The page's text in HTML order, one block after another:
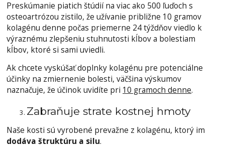
Preskúmanie piatich štúdií na viac ako 500 ľuďoch s
osteoartrózou zistilo, že užívanie približne 10 gramov
kolagénu denne počas priemerne 24 týždňov viedlo k
výraznému zlepšeniu stuhnutosti kĺbov a bolestiam
kĺbov, ktoré si sami uviedli.
Ak chcete vyskúšať doplnky kolagénu pre potenciálne
účinky na zmiernenie bolesti, väčšina výskumov
naznačuje, že účinok uvidíte pri 10 gramoch denne.
Zabraňuje strate kostnej hmoty
Naše kosti sú vyrobené prevažne z kolagénu, ktorý im
dodáva štruktúru a silu.